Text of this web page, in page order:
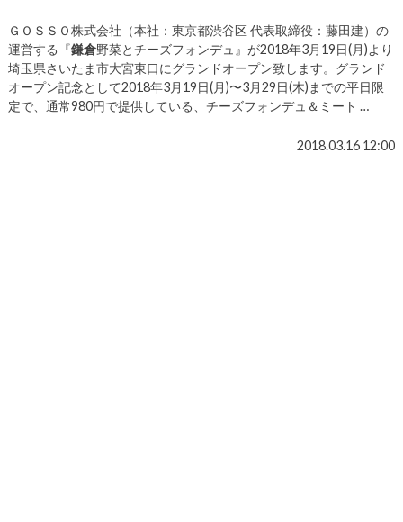
ＧＯＳＳＯ株式会社（本社：東京都渋谷区 代表取締役：藤田建）の
運営する『鎌倉野菜とチーズフォンデュ』が2018年3月19日(月)より
埼玉県さいたま市大宮東口にグランドオープン致します。グランド
オープン記念として2018年3月19日(月)〜3月29日(木)までの平日限
定で、通常980円で提供している、チーズフォンデュ＆ミート …
2018.03.16 12:00